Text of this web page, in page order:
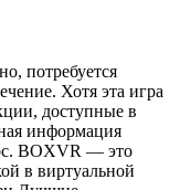
потребуется
Хотя эта игра
доступные в
информация
BOXVR — это
в виртуальной